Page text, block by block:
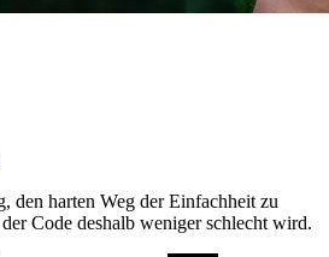
den harten Weg der Einfachheit zu
Code deshalb weniger schlecht wird.